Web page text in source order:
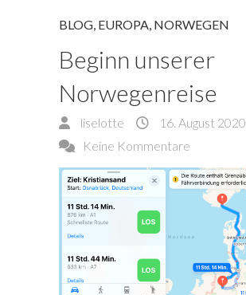
BLOG, EUROPA, NORWEGEN
Beginn unserer
Norwegenreise
liselotte
16. August 2020
Keine Kommentare